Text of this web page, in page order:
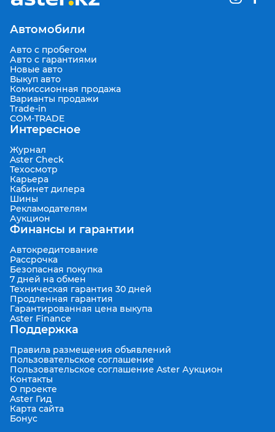
Автомобили
Авто с пробегом
Авто с гарантиями
Новые авто
Выкуп авто
Комиссионная продажа
Варианты продажи
Trade-in
COM-TRADE
Интересное
Журнал
Aster Check
Техосмотр
Карьера
Кабинет дилера
Шины
Рекламодателям
Аукцион
Финансы и гарантии
Автокредитование
Рассрочка
Безопасная покупка
7 дней на обмен
Техническая гарантия 30 дней
Продленная гарантия
Гарантированная цена выкупа
Aster Finance
Поддержка
Правила размещения объявлений
Пользовательское соглашение
Пользовательское соглашение Aster Аукцион
Контакты
О проекте
Aster Гид
Карта сайта
Бонус